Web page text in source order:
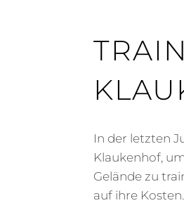
In der letzten
Klaukenhof,
Gelände zu
auf ihre